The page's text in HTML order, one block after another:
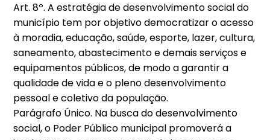
Art. 8º. A estratégia de desenvolvimento social do
município tem por objetivo democratizar o acesso
à moradia, educação, saúde, esporte, lazer, cultura,
saneamento, abastecimento e demais serviços e
equipamentos públicos, de modo a garantir a
qualidade de vida e o pleno desenvolvimento
pessoal e coletivo da população.
Parágrafo Único. Na busca do desenvolvimento
social, o Poder Público municipal promoverá a